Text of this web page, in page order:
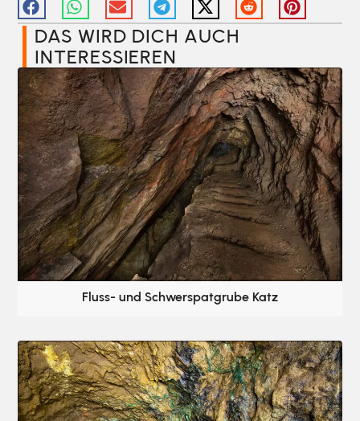
DAS WIRD DICH AUCH
INTERESSIEREN​
Fluss- und Schwerspatgrube Katz